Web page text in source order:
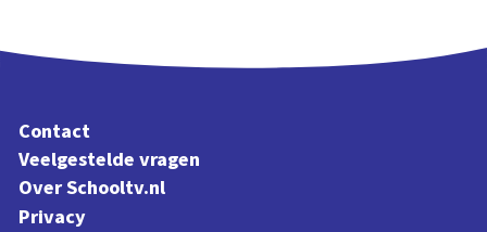
Contact
Veelgestelde vragen
Over Schooltv.nl
Privacy